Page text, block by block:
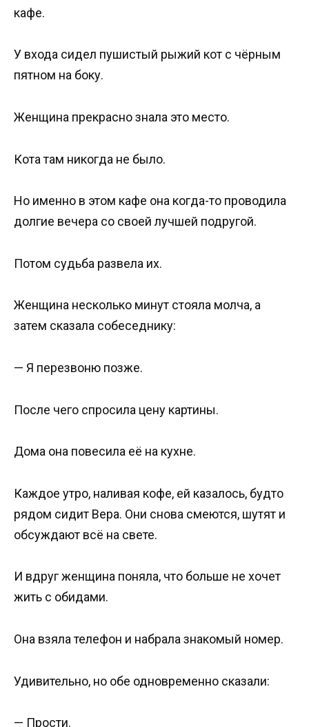
кафе.
У входа сидел пушистый рыжий кот с чёрным
пятном на боку.
Женщина прекрасно знала это место.
Кота там никогда не было.
Но именно в этом кафе она когда-то проводила
долгие вечера со своей лучшей подругой.
Потом судьба развела их.
Женщина несколько минут стояла молча, а
затем сказала собеседнику:
— Я перезвоню позже.
После чего спросила цену картины.
Дома она повесила её на кухне.
Каждое утро, наливая кофе, ей казалось, будто
рядом сидит Вера. Они снова смеются, шутят и
обсуждают всё на свете.
И вдруг женщина поняла, что больше не хочет
жить с обидами.
Она взяла телефон и набрала знакомый номер.
Удивительно, но обе одновременно сказали:
— Прости.